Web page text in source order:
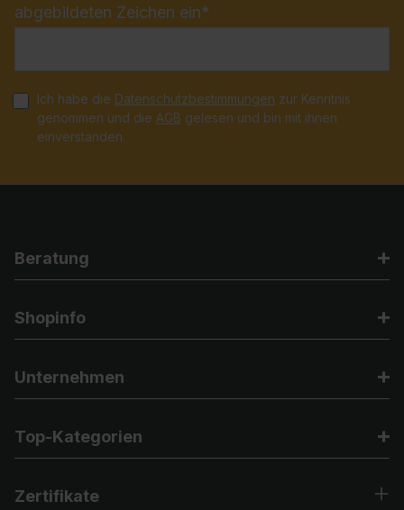
abgebildeten Zeichen ein*
Ich habe die Datenschutzbestimmungen zur Kenntnis
genommen und die AGB gelesen und bin mit ihnen
einverstanden.
Beratung
Shopinfo
Unternehmen
Top-Kategorien
Zertifikate